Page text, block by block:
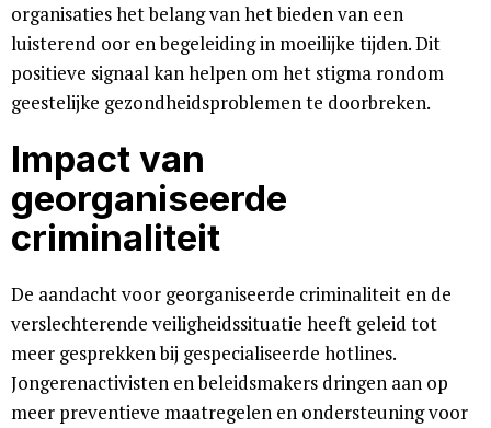
organisaties het belang van het bieden van een
luisterend oor en begeleiding in moeilijke tijden. Dit
positieve signaal kan helpen om het stigma rondom
geestelijke gezondheidsproblemen te doorbreken.
Impact van
georganiseerde
criminaliteit
De aandacht voor georganiseerde criminaliteit en de
verslechterende veiligheidssituatie heeft geleid tot
meer gesprekken bij gespecialiseerde hotlines.
Jongerenactivisten en beleidsmakers dringen aan op
meer preventieve maatregelen en ondersteuning voor